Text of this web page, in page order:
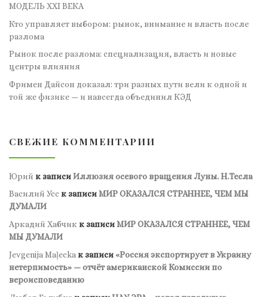
МОДЕЛЬ XXI ВЕКА
Кто управляет выбором: рынок, внимание и власть после
разлома
Рынок после разлома: специализация, власть и новые
центры влияния
Фримен Дайсон доказал: три разных пути вели к одной и
той же физике — и навсегда объединил КЭД
СВЕЖИЕ КОММЕНТАРИИ
Юрий к записиИллюзия осевого вращения Луны. Н.Тесла
Василий Усс к записиМИР ОКАЗАЛСЯ СТРАННЕЕ, ЧЕМ МЫ
ДУМАЛИ
Аркадий Хабчик к записиМИР ОКАЗАЛСЯ СТРАННЕЕ, ЧЕМ
МЫ ДУМАЛИ
Jevgenija Maļecka к записи«Россия экспортирует в Украину
нетерпимость» — отчёт американской Комиссии по
вероисповеданию